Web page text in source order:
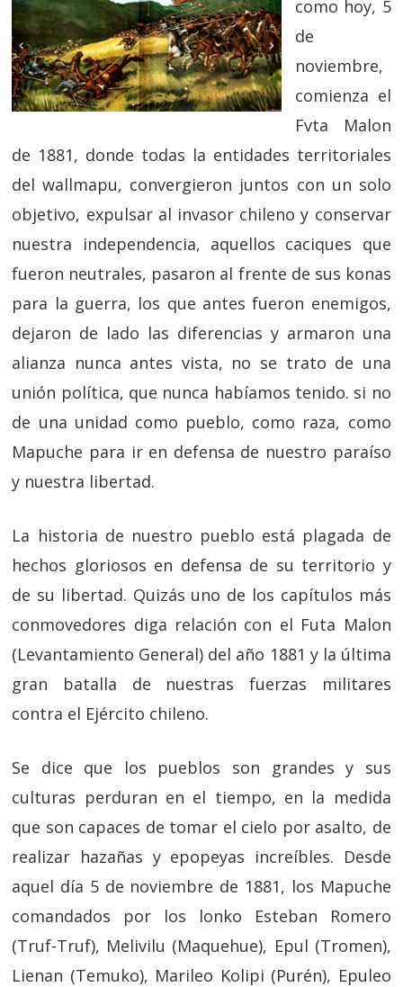
como hoy, 5
de
noviembre,
comienza el
Fvta Malon
de 1881, donde todas la entidades territoriales
del wallmapu, convergieron juntos con un solo
objetivo, expulsar al invasor chileno y conservar
nuestra independencia, aquellos caciques que
fueron neutrales, pasaron al frente de sus konas
para la guerra, los que antes fueron enemigos,
dejaron de lado las diferencias y armaron una
alianza nunca antes vista, no se trato de una
unión política, que nunca habíamos tenido. si no
de una unidad como pueblo, como raza, como
Mapuche para ir en defensa de nuestro paraíso
y nuestra libertad.
La historia de nuestro pueblo está plagada de
hechos gloriosos en defensa de su territorio y
de su libertad. Quizás uno de los capítulos más
conmovedores diga relación con el Futa Malon
(Levantamiento General) del año 1881 y la última
gran batalla de nuestras fuerzas militares
contra el Ejército chileno.
Se dice que los pueblos son grandes y sus
culturas perduran en el tiempo, en la medida
que son capaces de tomar el cielo por asalto, de
realizar hazañas y epopeyas increíbles. Desde
aquel día 5 de noviembre de 1881, los Mapuche
comandados por los lonko Esteban Romero
(Truf-Truf), Melivilu (Maquehue), Epul (Tromen),
Lienan (Temuko), Marileo Kolipi (Purén), Epuleo